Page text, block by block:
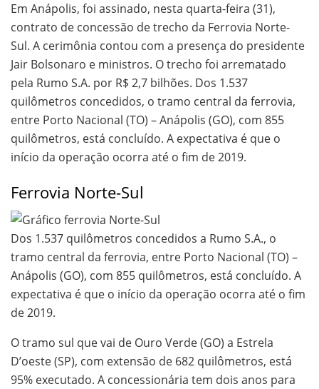
Em Anápolis, foi assinado, nesta quarta-feira (31),
contrato de concessão de trecho da Ferrovia Norte-
Sul. A cerimônia contou com a presença do presidente
Jair Bolsonaro e ministros. O trecho foi arrematado
pela Rumo S.A. por R$ 2,7 bilhões. Dos 1.537
quilômetros concedidos, o tramo central da ferrovia,
entre Porto Nacional (TO) – Anápolis (GO), com 855
quilômetros, está concluído. A expectativa é que o
início da operação ocorra até o fim de 2019.
Ferrovia Norte-Sul
Dos 1.537 quilômetros concedidos a Rumo S.A., o
tramo central da ferrovia, entre Porto Nacional (TO) –
Anápolis (GO), com 855 quilômetros, está concluído. A
expectativa é que o início da operação ocorra até o fim
de 2019.
O tramo sul que vai de Ouro Verde (GO) a Estrela
D’oeste (SP), com extensão de 682 quilômetros, está
95% executado. A concessionária tem dois anos para